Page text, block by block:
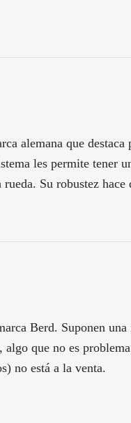
alemana que
les permite tener
Su robustez
Berd. Suponen
que no es
no está a la venta.